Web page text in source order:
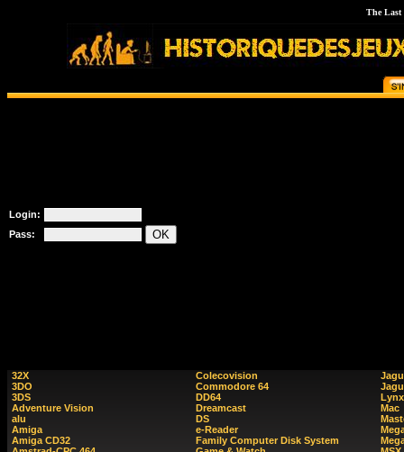
The Last
Login:
Pass:
32X
3DO
3DS
Adventure Vision
alu
Amiga
Amiga CD32
Colecovision
Commodore 64
DD64
Dreamcast
DS
e-Reader
Family Computer Disk System
Lynx
Mac